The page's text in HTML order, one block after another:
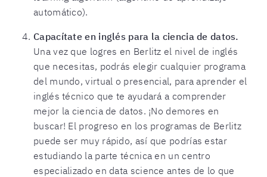
automático).
Capacítate en inglés para la ciencia de datos.
Una vez que logres en Berlitz el nivel de inglés
que necesitas, podrás elegir cualquier programa
del mundo, virtual o presencial, para aprender el
inglés técnico que te ayudará a comprender
mejor la ciencia de datos. ¡No demores en
buscar! El progreso en los programas de Berlitz
puede ser muy rápido, así que podrías estar
estudiando la parte técnica en un centro
especializado en data science antes de lo que